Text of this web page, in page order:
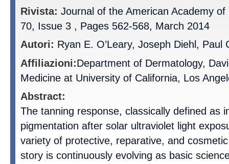
Rivista: Journal of the American Academy
70, Issue 3 , Pages 562-568, March 2014
Autori: Ryan E. O’Leary, Joseph Diehl, Paul
Affiliazioni:Department of Dermatology,
Medicine at University of California, Los
Abstract:
The tanning response, classically defined as
pigmentation after solar ultraviolet light
variety of protective, reparative, and
story is continuously evolving as basic